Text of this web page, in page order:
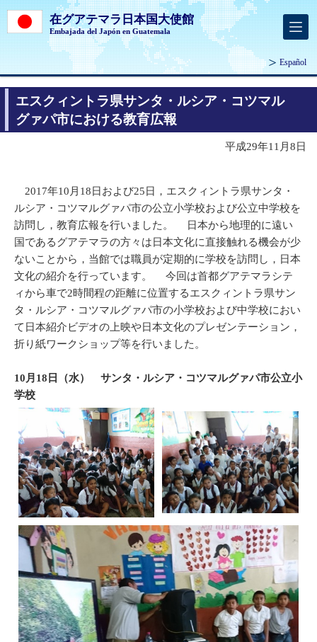
在グアテマラ日本国大使館
Embajada del Japón en Guatemala
Español
エスクィントラ県サンタ・ルシア・コツマル
グァパ市における教育広報
平成29年11月8日
2017年10月18日および25日，エスクィントラ県サンタ・
ルシア・コツマルグァパ市の公立小学校および公立中学校を
訪問し，教育広報を行いました。 日本から地理的に遠い
国であるグアテマラの方々は日本文化に直接触れる機会が少
ないことから，当館では職員が定期的に学校を訪問し，日本
文化の紹介を行っています。 今回は首都グアテマラシテ
ィから車で2時間程の距離に位置するエスクィントラ県サン
タ・ルシア・コツマルグァパ市の小学校および中学校におい
て日本紹介ビデオの上映や日本文化のプレゼンテーション，
折り紙ワークショップ等を行いました。
10月18日（水） サンタ・ルシア・コツマルグァパ市公立小
学校